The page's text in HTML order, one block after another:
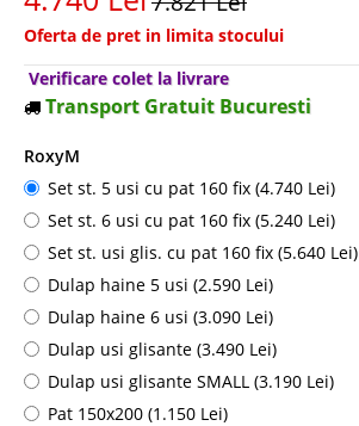
Oferta de pret in limita stocului
Verificare colet la livrare
Transport Gratuit Bucuresti
RoxyM
Set st. 5 usi cu pat 160 fix (4.740 Lei)
Set st. 6 usi cu pat 160 fix (5.240 Lei)
Set st. usi glis. cu pat 160 fix (5.640 Lei)
Dulap haine 5 usi (2.590 Lei)
Dulap haine 6 usi (3.090 Lei)
Dulap usi glisante (3.490 Lei)
Dulap usi glisante SMALL (3.190 Lei)
Pat 150x200 (1.150 Lei)